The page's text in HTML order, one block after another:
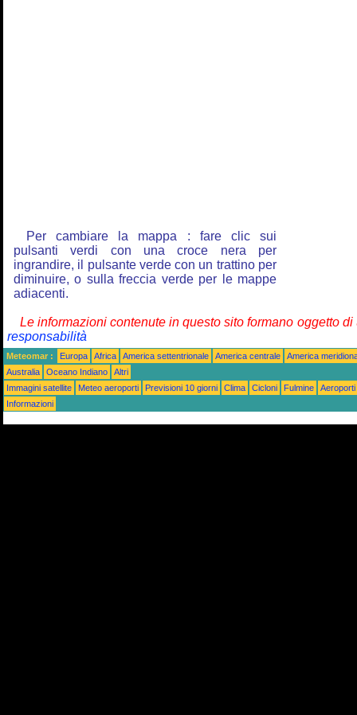
Per cambiare la mappa : fare clic sui
pulsanti verdi con una croce nera per
ingrandire, il pulsante verde con un trattino per
diminuire, o sulla freccia verde per le mappe
adiacenti.
Le informazioni contenute in questo sito formano oggetto
responsabilità
Meteomar : Europa Africa America settentrionale America centrale
America
Australia
Oceano Indiano
Altri
Immagini satellite
Meteo aeroporti Previsioni 10 giorni Clima Cicloni Fulmine
Aeroporti
Informazioni